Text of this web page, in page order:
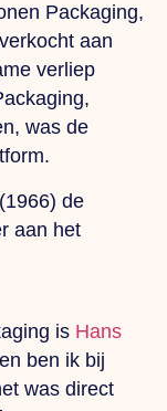
Packaging,
aan
verliep
was de
(1966) de
aan het
is Hans
ben ik bij
was direct